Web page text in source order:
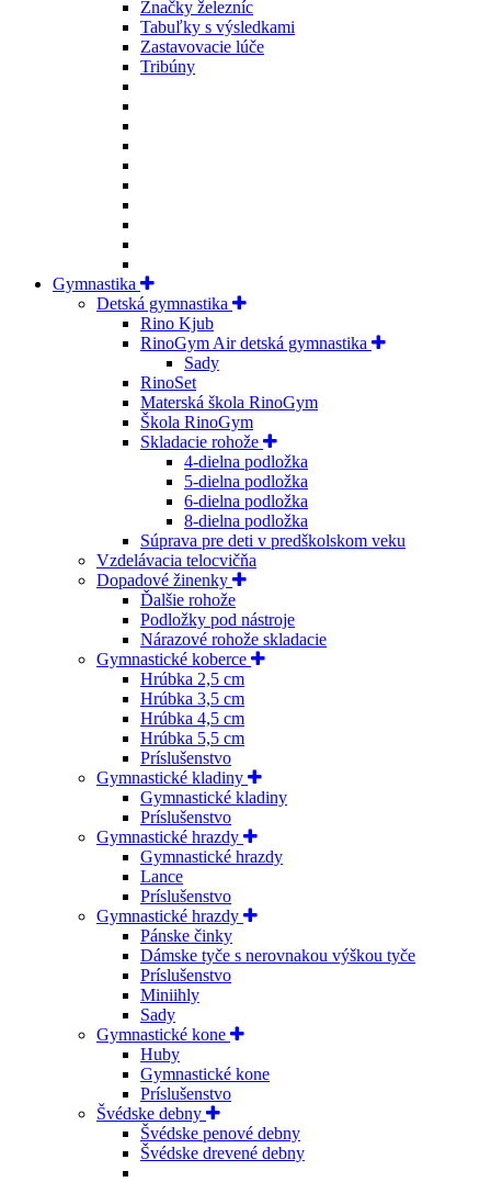
Značky železníc
Tabuľky s výsledkami
Zastavovacie lúče
Tribúny
Gymnastika
Detská gymnastika
Rino Kjub
RinoGym Air detská gymnastika
Sady
RinoSet
Materská škola RinoGym
Škola RinoGym
Skladacie rohože
4-dielna podložka
5-dielna podložka
6-dielna podložka
8-dielna podložka
Súprava pre deti v predškolskom veku
Vzdelávacia telocvičňa
Dopadové žinenky
Ďalšie rohože
Podložky pod nástroje
Nárazové rohože skladacie
Gymnastické koberce
Hrúbka 2,5 cm
Hrúbka 3,5 cm
Hrúbka 4,5 cm
Hrúbka 5,5 cm
Príslušenstvo
Gymnastické kladiny
Gymnastické kladiny
Príslušenstvo
Gymnastické hrazdy
Gymnastické hrazdy
Lance
Príslušenstvo
Gymnastické hrazdy
Pánske činky
Dámske tyče s nerovnakou výškou tyče
Príslušenstvo
Miniihly
Sady
Gymnastické kone
Huby
Gymnastické kone
Príslušenstvo
Švédske debny
Švédske penové debny
Švédske drevené debny